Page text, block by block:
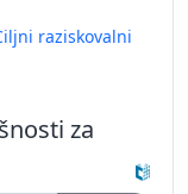
raziskovalni
za